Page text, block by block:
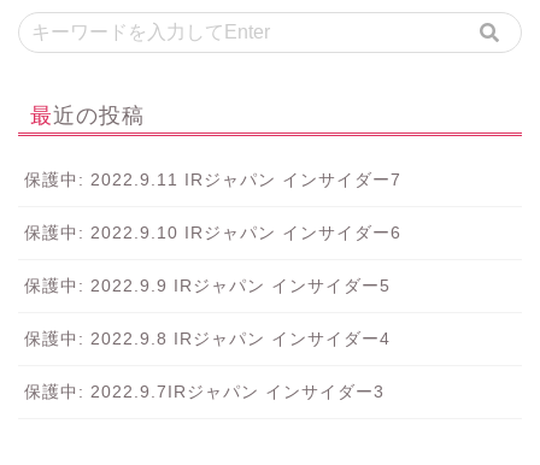
最近の投稿
保護中: 2022.9.11 IRジャパン インサイダー7
保護中: 2022.9.10 IRジャパン インサイダー6
保護中: 2022.9.9 IRジャパン インサイダー5
保護中: 2022.9.8 IRジャパン インサイダー4
保護中: 2022.9.7IRジャパン インサイダー3